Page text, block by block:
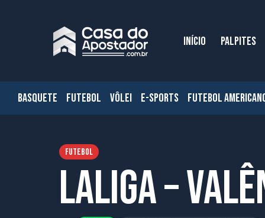
INÍCIO PALPITES
BASQUETE FUTEBOL VÔLEI E-SPORTS FUTEBOL
FUTEBOL
Laliga –